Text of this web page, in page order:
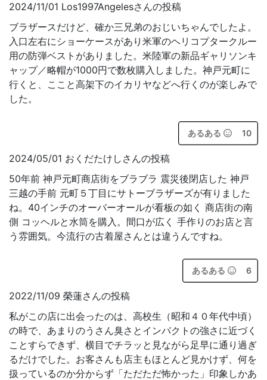
2024/11/01 Los1997Angelesさんの投稿
ブラザースだけど、確か三兄弟のおじいちゃんでしたよ。
入口左右にショーケースがあり米軍のヘリコプタークルー
用の防弾ベストがありました。米陸軍の新品ギャリソンキ
ャップ／略帽が1000円で数枚購入しました。神戸元町に
行くと、ここと高架下のイカリヤなどへ行くのが楽しみで
した。
あるある 10
2024/05/01 おくだたけしさんの投稿
50年前 神戸元町商店街をブラブラ 震災後閉店した 神戸
三越の手前 元町５丁目にサトーブラザーズが有りました
ね。40インチのオーバーオールが看板の如く 商店街の南
側 コッヘルと水筒を購入。間口が広く 手作りのお店と言
う雰囲気。今流行の古着屋さんとは違うんですね。
あるある 6
2022/11/09 榮蓮さんの投稿
私がこの店に出会ったのは、高校生（昭和４０年代中頃）
の時で、あまりのうさん臭さとインパクトの強さに近づく
ことすらできず、横目でチラッと見ながら足早に通り過ぎ
るだけでした。お客さんも店主もほとんど見かけず、何を
扱っているのか分からず「ただただ怖かった」印象しかあ